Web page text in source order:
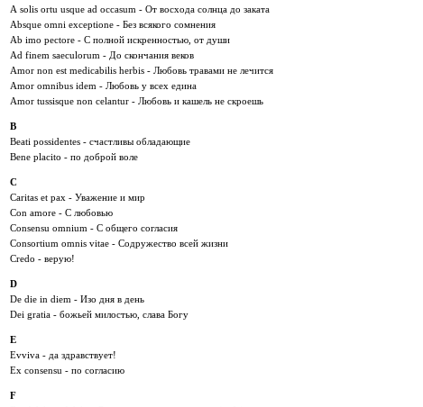
А solis ortu usque ad occasum - От восхода солнца до заката
Absque omni exceptione - Без всякого сомнения
Ab imo pectore - С полной искренностью, от души
Ad finem saeculorum - До скончания веков
Amor non est medicabilis herbis - Любовь травами не лечится
Amor omnibus idem - Любовь у всех едина
Amor tussisque non celantur - Любовь и кашель не скроешь
B
Beati possidentes - счастливы обладающие
Bene placito - по доброй воле
C
Caritas et pax - Уважение и мир
Con amore - С любовью
Consensu omnium - С общего согласия
Consortium omnis vitae - Содружество всей жизни
Credo - верую!
D
De die in diem - Изо дня в день
Dei gratia - божьей милостью, слава Богу
E
Evviva - да здравствует!
Ex consensu - по согласию
F